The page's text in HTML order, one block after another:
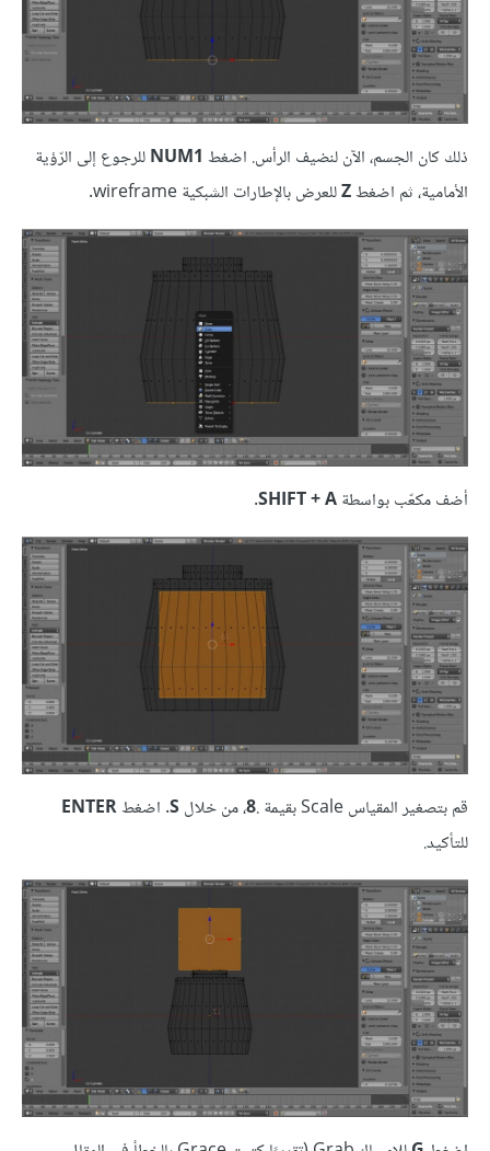
ذلك كان الجسم، الآن لنضيف الرأس. اضغط NUM1للرجوع إلى الرّؤية
الأمامية، ثم اضغطZللعرض بالإطارات الشبكية wireframe.
أضف مكعّب بواسطةSHIFT + A
.
قم بتصغير المقياس Scale بقيمة . 8، من خلالS. اضغطENTER
للتأكيد.